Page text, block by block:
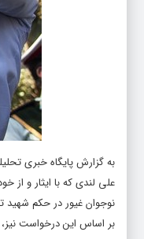
به گزارش پایگاه خبری
علی لندی که با ایثار و
نوجوان غیور در حکم شهید
بر اساس این درخواست